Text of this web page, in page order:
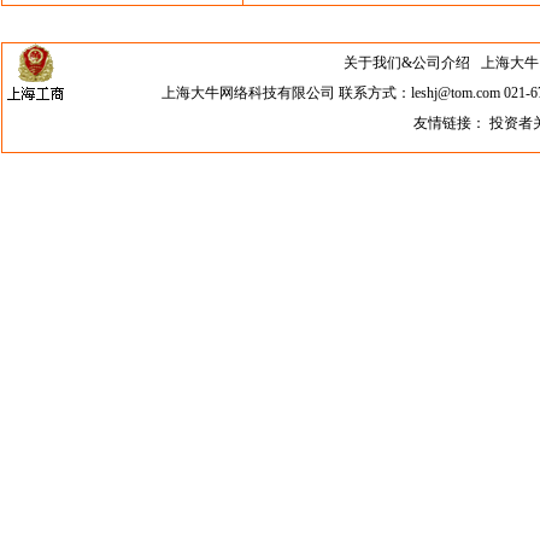
关于我们&公司介绍 上海大牛
上海大牛网络科技有限公司 联系方式：leshj@tom.com
友情链接：投资者